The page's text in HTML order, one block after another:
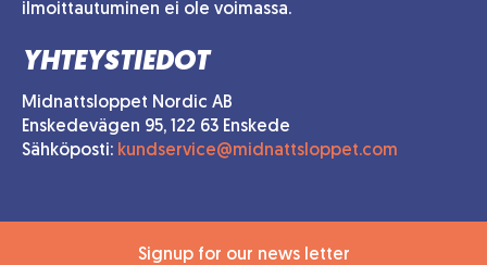
ilmoittautuminen ei ole voimassa.
YHTEYSTIEDOT
Midnattsloppet Nordic AB
Enskedevägen 95, 122 63 Enskede
Sähköposti: kundservice@midnattsloppet.com
Signup for our news letter